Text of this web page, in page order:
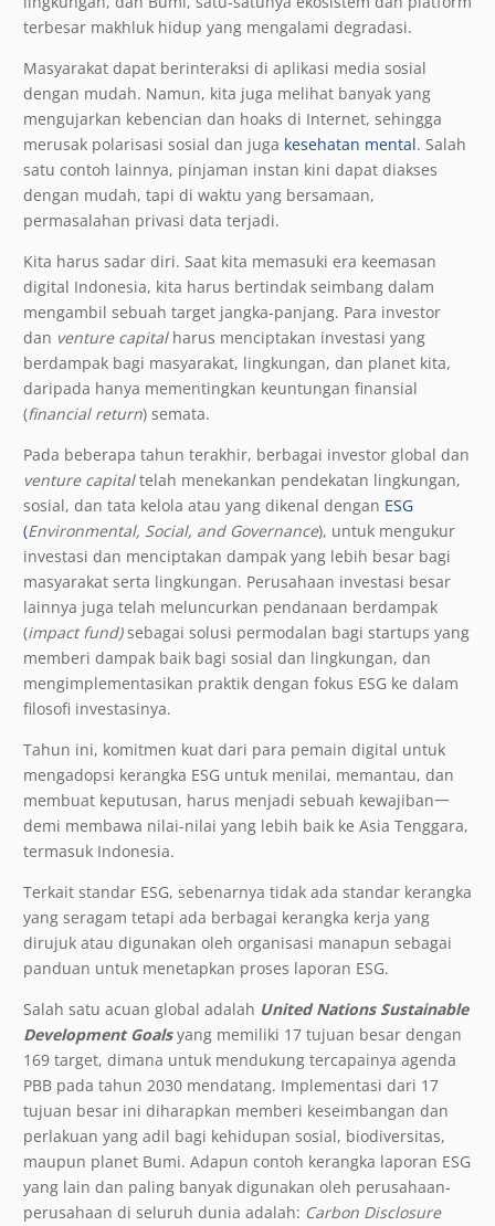
terbesar makhluk hidup yang mengalami degradasi.
Masyarakat dapat berinteraksi di aplikasi media sosial
dengan mudah. Namun, kita juga melihat banyak yang
mengujarkan kebencian dan hoaks di Internet, sehingga
merusak polarisasi sosial dan juga kesehatan mental. Salah
satu contoh lainnya, pinjaman instan kini dapat diakses
dengan mudah, tapi di waktu yang bersamaan,
permasalahan privasi data terjadi.
Kita harus sadar diri. Saat kita memasuki era keemasan
digital Indonesia, kita harus bertindak seimbang dalam
mengambil sebuah target jangka-panjang. Para investor
dan venture capital harus menciptakan investasi yang
berdampak bagi masyarakat, lingkungan, dan planet kita,
daripada hanya mementingkan keuntungan finansial
(financial return) semata.
Pada beberapa tahun terakhir, berbagai investor global dan
venture capitaltelah menekankan pendekatan lingkungan,
sosial, dan tata kelola atau yang dikenal dengan ESG
(Environmental, Social, and Governance), untuk mengukur
investasi dan menciptakan dampak yang lebih besar bagi
masyarakat serta lingkungan. Perusahaan investasi besar
lainnya juga telah meluncurkan pendanaan berdampak
(impact fund)sebagai solusi permodalan bagi startups yang
memberi dampak baik bagi sosial dan lingkungan, dan
mengimplementasikan praktik dengan fokus ESG ke dalam
filosofi investasinya.
Tahun ini, komitmen kuat dari para pemain digital untuk
mengadopsi kerangka ESG untuk menilai, memantau, dan
membuat keputusan, harus menjadi sebuah kewajiban一
demi membawa nilai-nilai yang lebih baik ke Asia Tenggara,
termasuk Indonesia.
Terkait standar ESG, sebenarnya tidak ada standar kerangka
yang seragam tetapi ada berbagai kerangka kerja yang
dirujuk atau digunakan oleh organisasi manapun sebagai
panduan untuk menetapkan proses laporan ESG.
Salah satu acuan global adalah United Nations Sustainable
Development Goalsyang memiliki 17 tujuan besar dengan
169 target, dimana untuk mendukung tercapainya agenda
PBB pada tahun 2030 mendatang. Implementasi dari 17
tujuan besar ini diharapkan memberi keseimbangan dan
perlakuan yang adil bagi kehidupan sosial, biodiversitas,
maupun planet Bumi. Adapun contoh kerangka laporan ESG
yang lain dan paling banyak digunakan oleh perusahaan-
perusahaan di seluruh dunia adalah: Carbon Disclosure